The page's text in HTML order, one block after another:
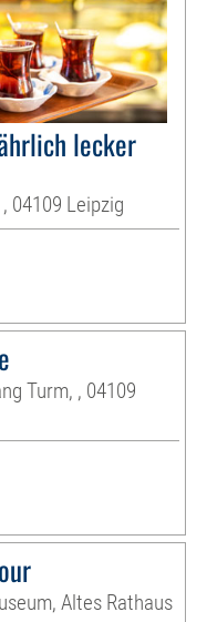
lecker
04109 Leipzig
Turm, , 04109
Altes Rathaus